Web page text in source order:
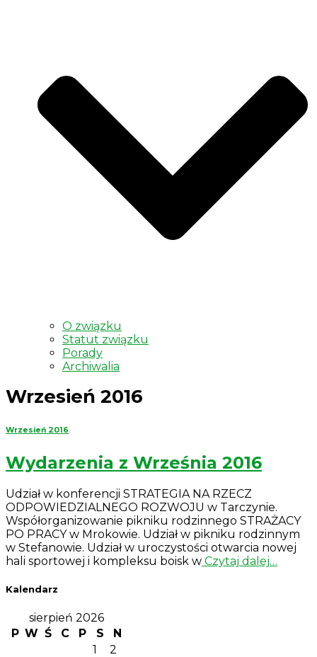
O związku
Statut związku
Porady
Archiwalia
Wrzesień 2016
Wrzesień 2016
Wydarzenia z Września 2016
Udział w konferencji STRATEGIA NA RZECZ
ODPOWIEDZIALNEGO ROZWOJU w Tarczynie.
Współorganizowanie pikniku rodzinnego STRAŻACY
PO PRACY w Mrokowie. Udział w pikniku rodzinnym
w Stefanowie. Udział w uroczystości otwarcia nowej
hali sportowej i kompleksu boisk w Czytaj dalej…
Kalendarz
sierpień 2026
P W Ś C P S
N
1
2